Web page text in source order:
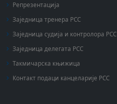
Репрезентација
Заједница тренера РСС
Заједница судија и контролора РСС
Заједница делегата РСС
Такмичарска књижица
Контакт подаци канцеларије РСС